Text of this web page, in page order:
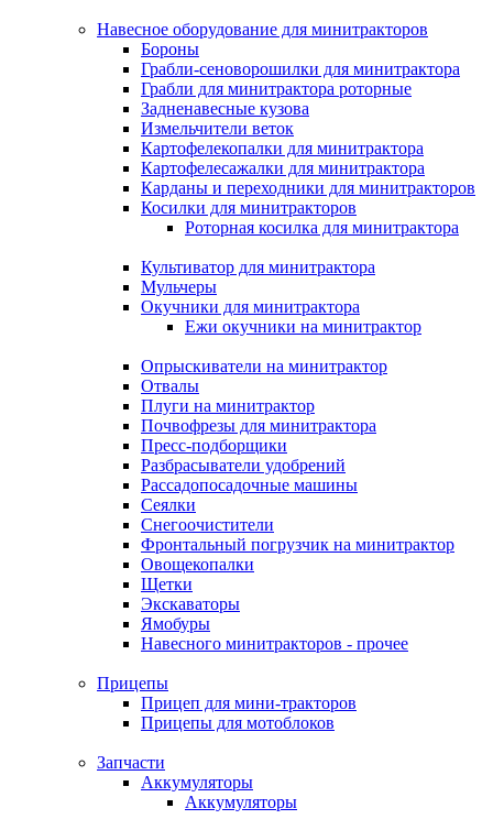
Навесное оборудование для минитракторов
Бороны
Грабли-сеноворошилки для минитрактора
Грабли для минитрактора роторные
Задненавесные кузова
Измельчители веток
Картофелекопалки для минитрактора
Картофелесажалки для минитрактора
Карданы и переходники для минитракторов
Косилки для минитракторов
Роторная косилка для минитрактора
Культиватор для минитрактора
Мульчеры
Окучники для минитрактора
Ежи окучники на минитрактор
Опрыскиватели на минитрактор
Отвалы
Плуги на минитрактор
Почвофрезы для минитрактора
Пресс-подборщики
Разбрасыватели удобрений
Рассадопосадочные машины
Сеялки
Снегоочистители
Фронтальный погрузчик на минитрактор
Овощекопалки
Щетки
Экскаваторы
Ямобуры
Навесного минитракторов - прочее
Прицепы
Прицеп для мини-тракторов
Прицепы для мотоблоков
Запчасти
Аккумуляторы
Аккумуляторы